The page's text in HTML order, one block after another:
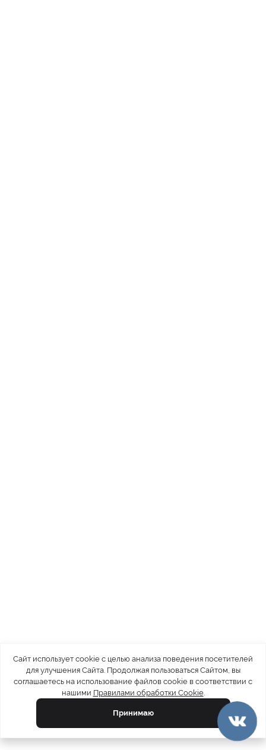
Сайт использует cookie с целью анализа поведения посетителей
для улучшения Сайта. Продолжая пользоваться Сайтом, вы
соглашаетесь на использование файлов cookie в соответствии с
нашими Правилами обработки Cookie.
Принимаю